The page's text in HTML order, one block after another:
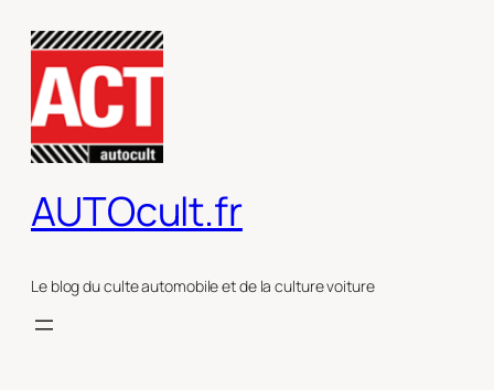
contenu
AUTOcult.fr
Le blog du culte automobile et de la culture voiture